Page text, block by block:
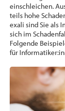
einschleichen.
teils hohe
exali sind Sie als
sich im
Folgende
für